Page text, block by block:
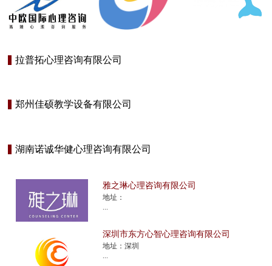
拉普拓心理咨询有限公司
郑州佳硕教学设备有限公司
湖南诺诚华健心理咨询有限公司
雅之琳心理咨询有限公司
地址：
深圳市东方心智心理咨询有限公司
地址：深圳